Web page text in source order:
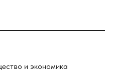
и экономика